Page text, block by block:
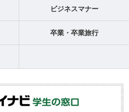
ビジネスマナー
卒業・卒業旅行